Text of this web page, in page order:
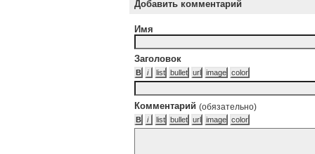
Добавить комментарий
Имя
Заголовок
Комментарий (обязательно)